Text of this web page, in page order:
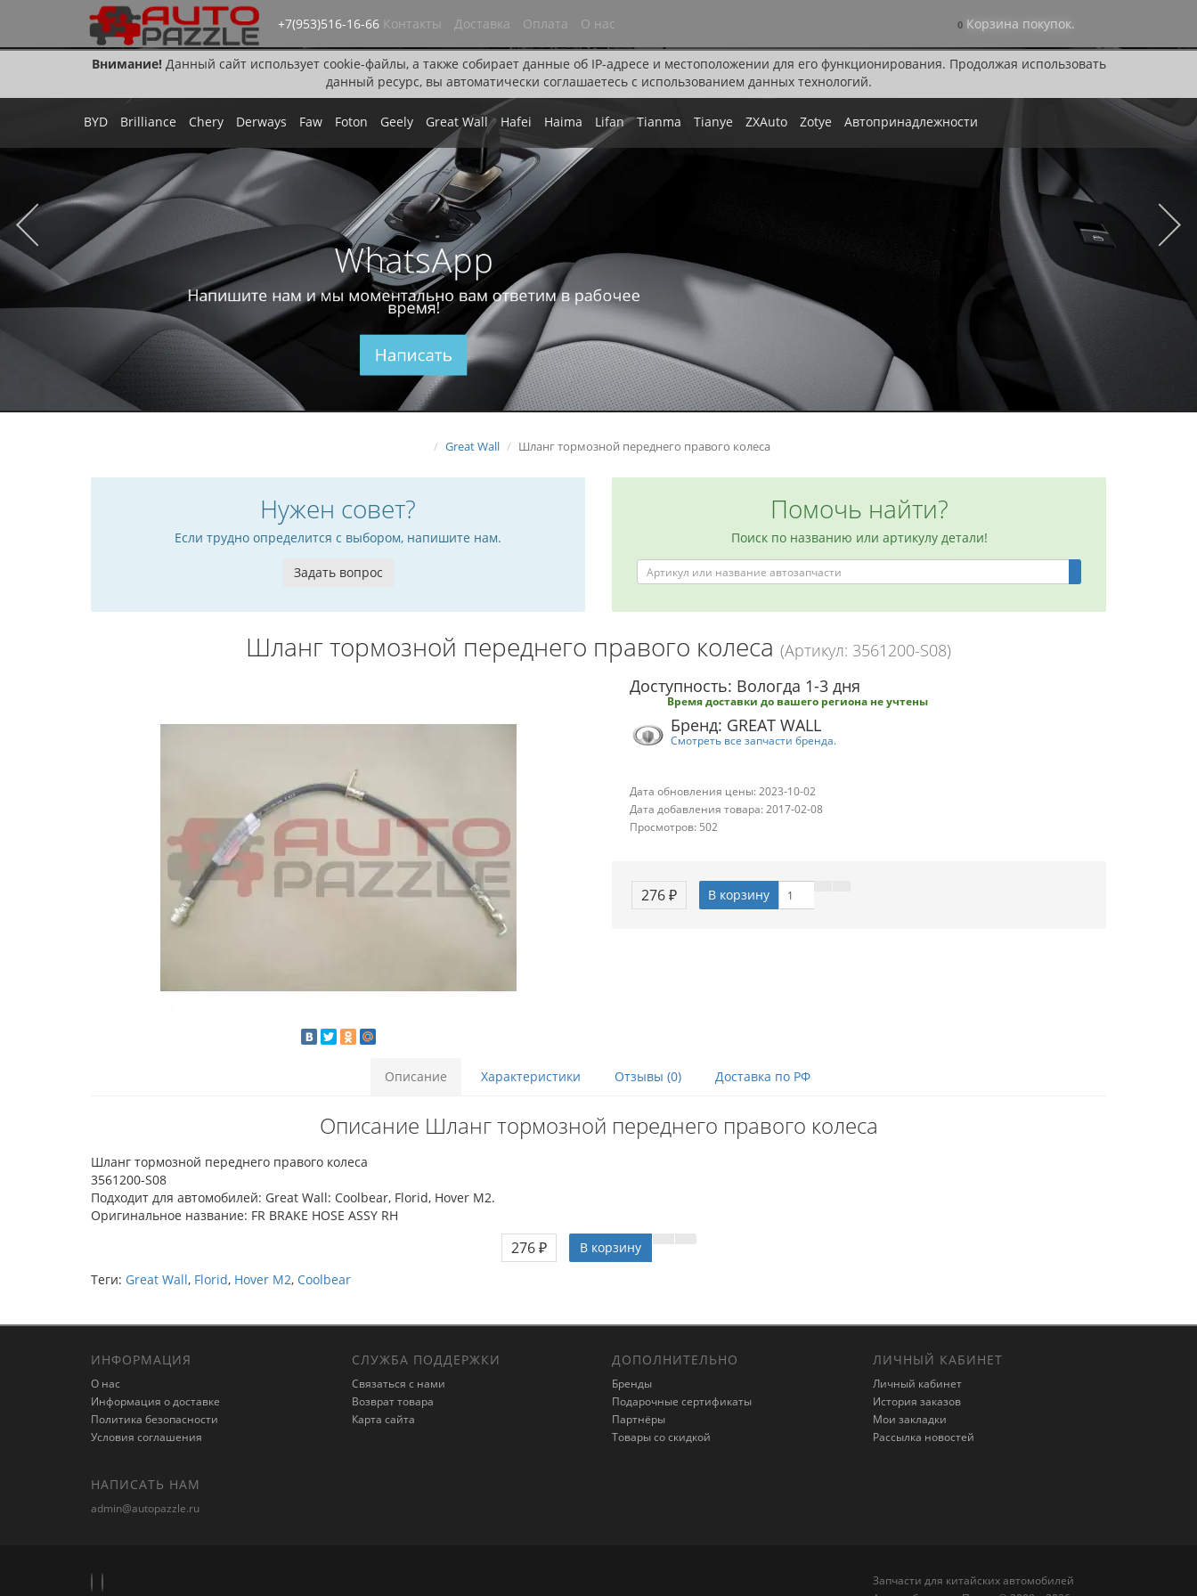
Внимание!Данный сайт использует cookie-файлы, а также собирает данные об IP-адресе и местоположении для его функционирования. Продолжая использовать
данный ресурс, вы автоматически соглашаетесь с использованием данных технологий.
+7(953)516-16-66 Контакты Доставка Оплата О нас 0 Корзина покупок.
BYD Brilliance Chery Derways Faw Foton Geely Great Wall Hafei Haima Lifan Tianma Tianye ZXAuto Zotye Автопринадлежности
WhatsApp
Напишите нам и мы моментально вам ответим в рабочее
время!
Написать
Great Wall Шланг тормозной переднего правого колеса
Нужен совет?
Если трудно определится с выбором, напишите нам.
Задать вопрос
Помочь найти?
Поиск по названию или артикулу детали!
Шланг тормозной переднего правого колеса (Артикул: 3561200-S08)
Доступность: Вологда 1-3 дня
Время доставки до вашего региона не учтены
Бренд: GREAT WALL
Смотреть все запчасти бренда.
Дата обновления цены: 2023-10-02
Дата добавления товара: 2017-02-08
Просмотров: 502
276 ₽ В корзину
Описание Характеристики Отзывы (0) Доставка по РФ
Описание Шланг тормозной переднего правого колеса
Шланг тормозной переднего правого колеса
3561200-S08
Подходит для автомобилей: Great Wall: Coolbear, Florid, Hover M2.
Оригинальное название: FR BRAKE HOSE ASSY RH
276 ₽
В корзину
Теги: Great Wall, Florid, Hover M2, Coolbear
ИНФОРМАЦИЯ
О нас
Информация о доставке
Политика безопасности
Условия соглашения
СЛУЖБА ПОДДЕРЖКИ
Связаться с нами
Возврат товара
Карта сайта
ДОПОЛНИТЕЛЬНО
Бренды
Подарочные сертификаты
Партнёры
Товары со скидкой
ЛИЧНЫЙ КАБИНЕТ
Личный кабинет
История заказов
Мои закладки
Рассылка новостей
НАПИСАТЬ НАМ
admin@autopazzle.ru
Запчасти для китайских автомобилей